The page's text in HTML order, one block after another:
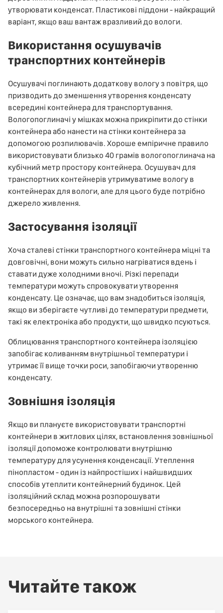
утворювати конденсат. Пластикові піддони - найкращий
варіант, якщо ваш вантаж вразливий до вологи.
Використання осушувачів
транспортних контейнерів
Осушувачі поглинають додаткову вологу з повітря, що
призводить до зменшення утворення конденсату
всередині контейнера для транспортування.
Вологопоглиначі у мішках можна прикріпити до стінки
контейнера або нанести на стінки контейнера за
допомогою розпилювачів. Хороше емпіричне правило
використовувати близько 40 грамів вологопоглинача на
кубічний метр простору контейнера. Осушувач для
транспортних контейнерів утримуватиме вологу в
контейнерах для вологи, але для цього буде потрібно
джерело живлення.
Застосування ізоляції
Хоча сталеві стінки транспортного контейнера міцні та
довговічні, вони можуть сильно нагріватися вдень і
ставати дуже холодними вночі. Різкі перепади
температури можуть спровокувати утворення
конденсату. Це означає, що вам знадобиться ізоляція,
якщо ви зберігаєте чутливі до температури предмети,
такі як електроніка або продукти, що швидко псуються.
Облицювання транспортного контейнера ізоляцією
запобігає коливанням внутрішньої температури і
утримає її вище точки роси, запобігаючи утворенню
конденсату.
Зовнішня ізоляція
Якщо ви плануєте використовувати транспортні
контейнери в житлових цілях, встановлення зовнішньої
ізоляції допоможе контролювати внутрішню
температуру для усунення конденсації. Утеплення
пінопластом - один із найпростіших і найшвидших
способів утеплити контейнерний будинок. Цей
ізоляційний склад можна розпорошувати
безпосередньо на внутрішні та зовнішні стінки
морського контейнера.
Читайте також